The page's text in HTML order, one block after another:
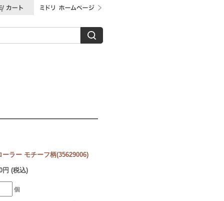
ラー モチーフ柄(35629006)
円 (税込)
個